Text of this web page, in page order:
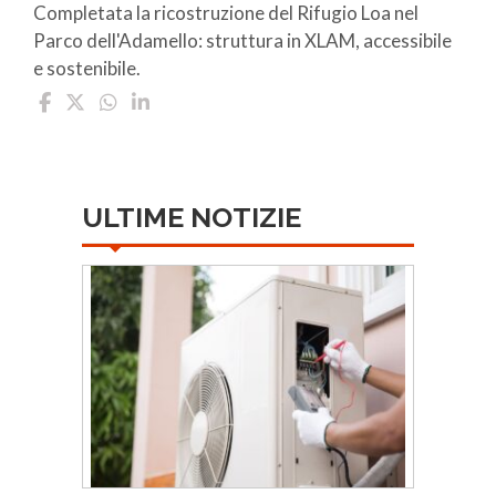
Completata la ricostruzione del Rifugio Loa nel
Parco dell'Adamello: struttura in XLAM, accessibile
e sostenibile.
ULTIME NOTIZIE